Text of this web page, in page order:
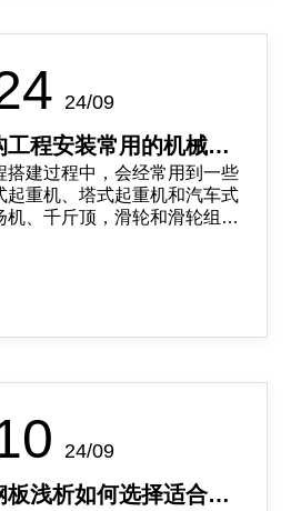
24/09
工程安装常用的机械器
具
搭建过程中，会经常用到一些
起重机、塔式起重机和汽车式
机、千斤顶，滑轮和滑轮组，
及其相关的附件等
24/09
板浅析如何选择适合自